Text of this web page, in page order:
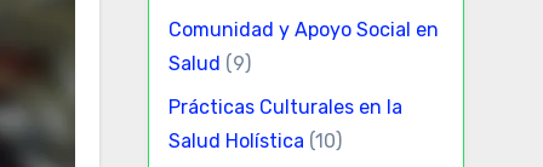
Comunidad y Apoyo Social en
Salud (9)
Prácticas Culturales en la
Salud Holística (10)